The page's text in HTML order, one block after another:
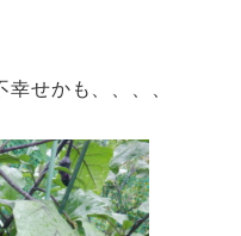
幸せかも、、、、